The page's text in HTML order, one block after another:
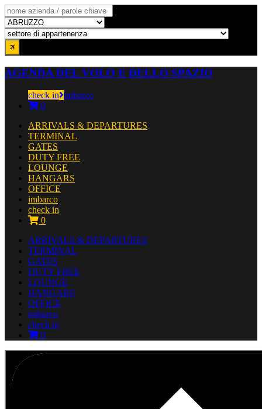
AGENDA DEL VOLO E DELLO SPAZIO
check in imbarco
0
ARRIVALS & DEPARTURES
TERMINAL
GATES
DUTY FREE
LOUNGE
HANGARS
OFFICE
imbarco
check in
0
ARRIVALS & DEPARTURES
TERMINAL
GATES
DUTY FREE
LOUNGE
HANGARS
OFFICE
imbarco
check in
0